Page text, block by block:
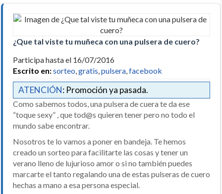
¿Que tal viste tu muñeca con una pulsera de cuero?
Participa hasta el 16/07/2016
Escrito en:sorteo,gratis,pulsera,facebook
ATENCIÓN: Promoción ya pasada.
Como sabemos todos, una pulsera de cuera te da ese
“toque sexy” , que tod@s quieren tener pero no todo el
mundo sabe encontrar.
Nosotros te lo vamos a poner en bandeja. Te hemos
creado un sorteo para facilitarte las cosas y tener un
verano lleno de lujurioso amor o si no también puedes
marcarte el tanto regalando una de estas pulseras de cuero
hechas a mano a esa persona especial.